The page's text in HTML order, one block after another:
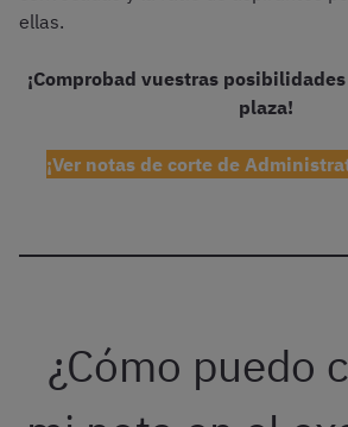
ellas.
¡Comprobad vuestras
plaza!
¡Ver notas de corte de
¿Cómo puedo